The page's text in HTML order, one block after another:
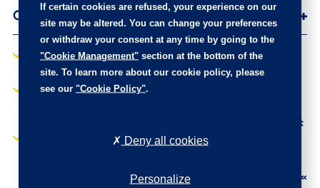
Options
Accès et démarrage
mains libres
Caméra de recul (sans
MyCitroën Drive
navigation sur tablette
reconnaissance vocale et
durant 3 ans les services
danger », « Info Trafic », «
If certain cookies are refused, your experience on our
site may be altered. You can change your preferences
or withdraw your consent at any time by going to the
"Cookie Management" section at the bottom of the
site. To learn more about our cookie policy, please
see our "Cookie Policy".
Personalize
Deny all cookies